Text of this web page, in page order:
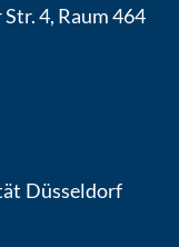
Düsseldorf
4, Raum 464